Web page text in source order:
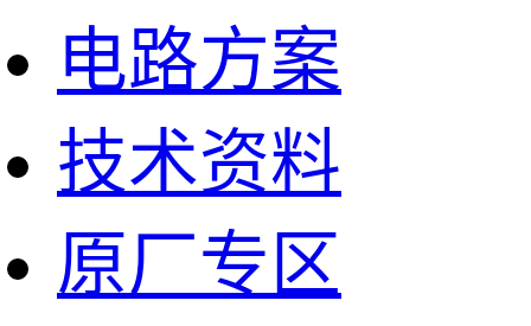
电路方案
技术资料
原厂专区